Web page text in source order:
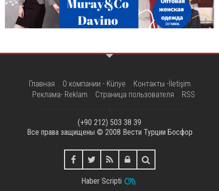
Главная О компании - Künye
Контакты -İletişim
Реклама- Reklam
Страница пользователя RSS
(+90 212) 503 38 39
Все права защищены © 2008 Вести Турции Босфор
Haber Scripti